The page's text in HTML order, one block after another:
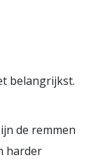
belangrijkst.
de remmen
harder